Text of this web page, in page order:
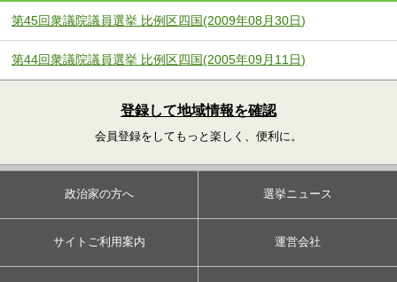
第45回衆議院議員選挙 比例区四国(2009年08月30日)
第44回衆議院議員選挙 比例区四国(2005年09月11日)
登録して地域情報を確認
会員登録をしてもっと楽しく、便利に。
政治家の方へ 選挙ニュース
サイトご利用案内 運営会社